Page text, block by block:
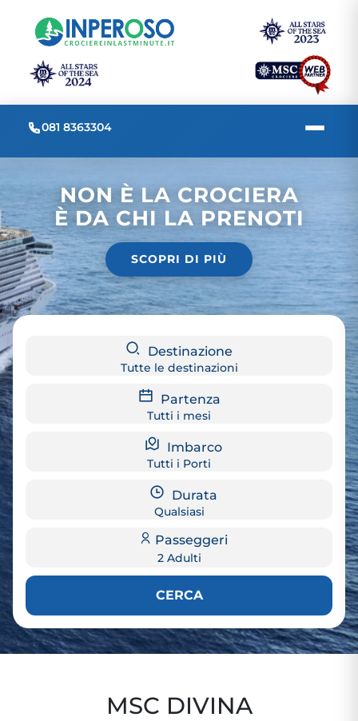
081 8363304
NON È LA CROCIERA
È DA CHI LA PRENOTI
SCOPRI DI PIÙ
Destinazione
Tutte le destinazioni
Partenza
Tutti i mesi
Imbarco
Tutti i Porti
Durata
Qualsiasi
Passeggeri
2 Adulti
CERCA
MSC DIVINA